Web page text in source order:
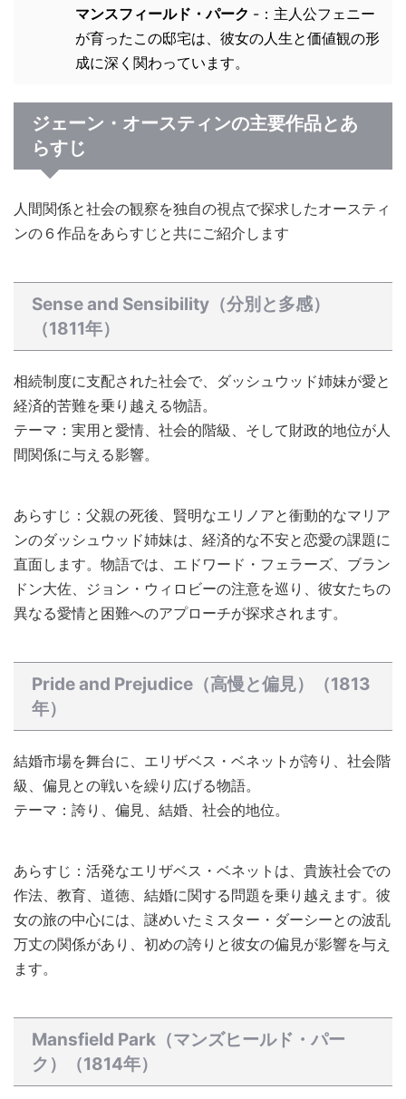
マンスフィールド・パーク -：主人公フェニー
が育ったこの邸宅は、彼女の人生と価値観の形
成に深く関わっています。
ジェーン・オースティンの主要作品とあ
らすじ
人間関係と社会の観察を独自の視点で探求したオースティ
ンの６作品をあらすじと共にご紹介します
Sense and Sensibility（分別と多感）
（1811年）
相続制度に支配された社会で、ダッシュウッド姉妹が愛と
経済的苦難を乗り越える物語。
テーマ：実用と愛情、社会的階級、そして財政的地位が人
間関係に与える影響。
あらすじ：父親の死後、賢明なエリノアと衝動的なマリア
ンのダッシュウッド姉妹は、経済的な不安と恋愛の課題に
直面します。物語では、エドワード・フェラーズ、ブラン
ドン大佐、ジョン・ウィロビーの注意を巡り、彼女たちの
異なる愛情と困難へのアプローチが探求されます。
Pride and Prejudice（高慢と偏見）（1813
年）
結婚市場を舞台に、エリザベス・ベネットが誇り、社会階
級、偏見との戦いを繰り広げる物語。
テーマ：誇り、偏見、結婚、社会的地位。
あらすじ：活発なエリザベス・ベネットは、貴族社会での
作法、教育、道徳、結婚に関する問題を乗り越えます。彼
女の旅の中心には、謎めいたミスター・ダーシーとの波乱
万丈の関係があり、初めの誇りと彼女の偏見が影響を与え
ます。
Mansfield Park（マンズヒールド・パー
ク）（1814年）